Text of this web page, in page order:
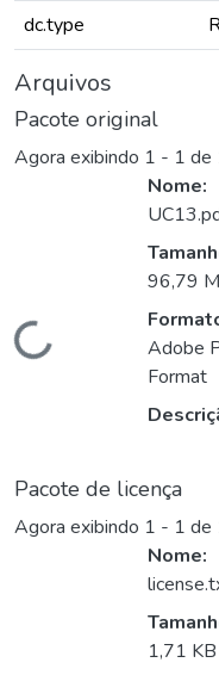
dc.type
Arquivos
Pacote original
Agora exibindo 1 - 1 de
Carregando...
Nome:
96,79
Adobe
Format
Pacote de licença
Agora exibindo 1 - 1 de
Nome:
1,71 KB